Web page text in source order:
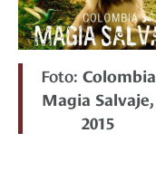
Foto: Colombia
Magia Salvaje,
2015